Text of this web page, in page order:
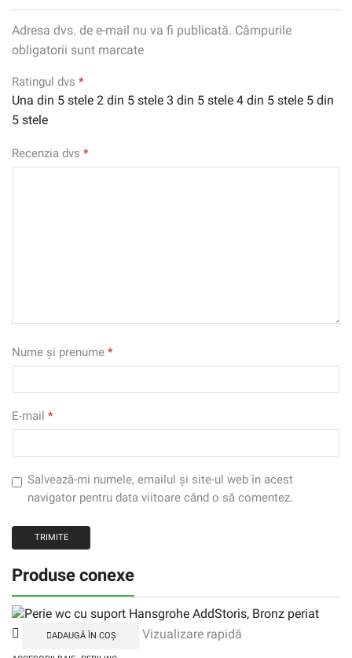
Adresa dvs. de e-mail nu va fi publicată. Câmpurile
obligatorii sunt marcate
Ratingul dvs *
Una din 5 stele 2 din 5 stele 3 din 5 stele 4 din 5 stele 5 din
5 stele
Recenzia dvs *
Nume și prenume *
E-mail *
Salvează-mi numele, emailul și site-ul web în acest
navigator pentru data viitoare când o să comentez.
Produse conexe
ADAUGĂ ÎN COȘ Vizualizare rapidă